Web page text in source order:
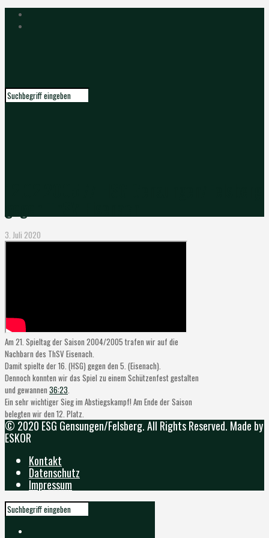
3. Juli 2020
Am 21. Spieltag der Saison 2004/2005 trafen wir auf die
Nachbarn des ThSV Eisenach.
Damit spielte der 16. (HSG) gegen den 5. (Eisenach).
Dennoch konnten wir das Spiel zu einem Schützenfest gestalten
und gewannen 36:23
Ein sehr wichtiger Sieg im Abstiegskampf! Am Ende der Saison
belegten wir den 12. Platz.
© 2020 ESG Gensungen/Felsberg. All Rights Reserved. Made by
ESKOR
Kontakt
Datenschutz
Impressum